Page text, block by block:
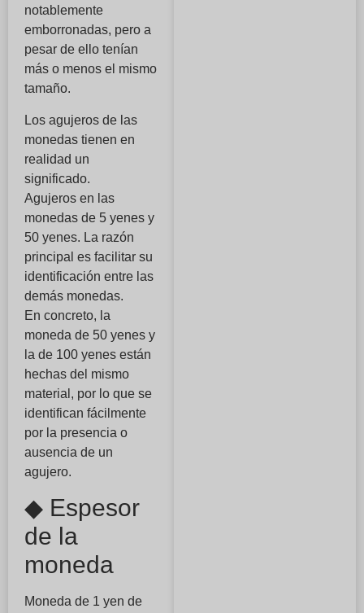
notablemente
emborronadas, pero a
pesar de ello tenían
más o menos el mismo
tamaño.
Los agujeros de las
monedas tienen en
realidad un
significado.
Agujeros en las
monedas de 5 yenes y
50 yenes. La razón
principal es facilitar su
identificación entre las
demás monedas.
En concreto, la
moneda de 50 yenes y
la de 100 yenes están
hechas del mismo
material, por lo que se
identifican fácilmente
por la presencia o
ausencia de un
agujero.
◆ Espesor
de la
moneda
Moneda de 1 yen de